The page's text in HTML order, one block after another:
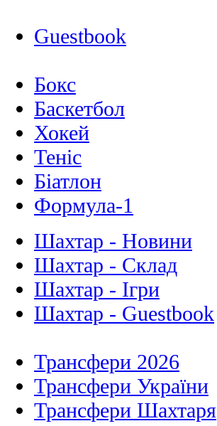
Guestbook
Бокс
Баскетбол
Хокей
Теніс
Біатлон
Формула-1
Шахтар - Новини
Шахтар - Склад
Шахтар - Ігри
Шахтар - Guestbook
Трансфери 2026
Трансфери України
Трансфери Шахтаря